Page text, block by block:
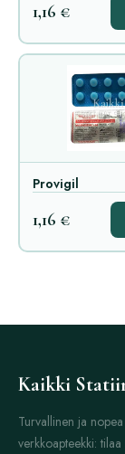
1,16 €
Provigil
1,16 €
Kaikki
Turvallinen ja
verkkoapteekki: tilaa